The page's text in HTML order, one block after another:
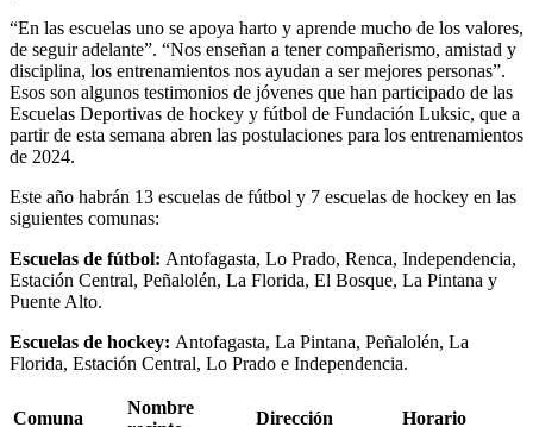
“En las escuelas uno se apoya harto y aprende mucho de los valores,
de seguir adelante”. “Nos enseñan a tener compañerismo, amistad y
disciplina, los entrenamientos nos ayudan a ser mejores personas”.
Esos son algunos testimonios de jóvenes que han participado de las
Escuelas Deportivas de hockey y fútbol de Fundación Luksic, que a
partir de esta semana abren las postulaciones para los entrenamientos
de 2024.
Este año habrán 13 escuelas de fútbol y 7 escuelas de hockey en las
siguientes comunas:
Escuelas de fútbol: Antofagasta, Lo Prado, Renca, Independencia,
Estación Central, Peñalolén, La Florida, El Bosque, La Pintana y
Puente Alto.
Escuelas de hockey: Antofagasta, La Pintana, Peñalolén, La
Florida, Estación Central, Lo Prado e Independencia.
Comuna
Nombre
Dirección Horario